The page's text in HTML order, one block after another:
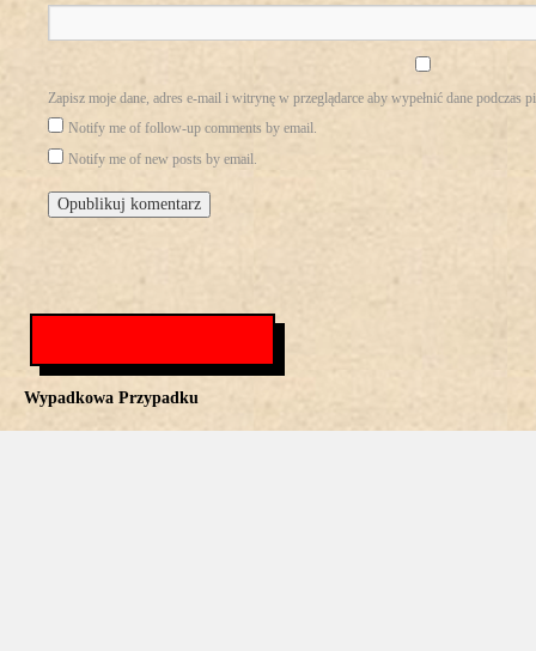
Zapisz moje dane, adres e-mail i witrynę w przeglądarce aby wypełnić dane podczas
Notify me of follow-up comments by email.
Notify me of new posts by email.
Wypadkowa Przypadku